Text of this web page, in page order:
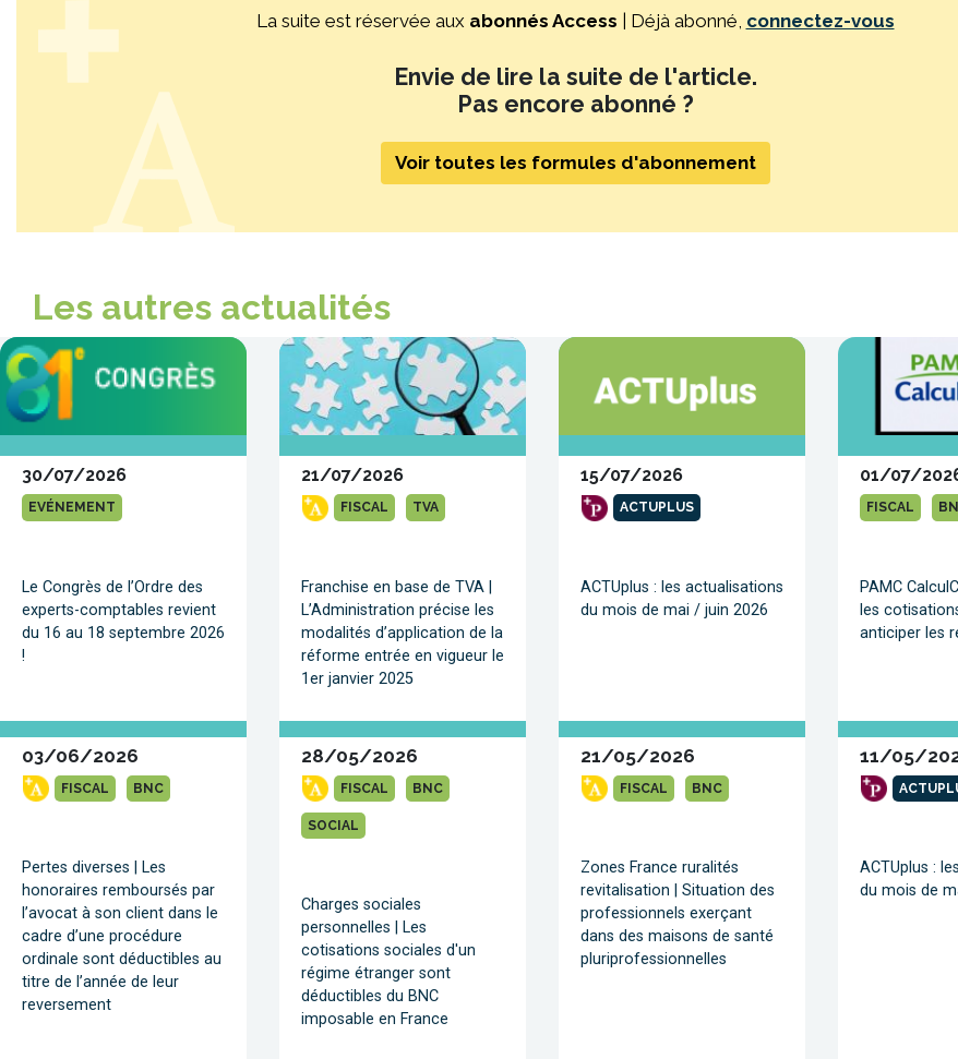
La suite est réservée aux abonnés Access | Déjà abonné, connectez-vous
Envie de lire la suite de l'article.
Pas encore abonné ?
Voir toutes les formules d'abonnement
Les autres actualités
30/07/2026
EVÉNEMENT
Le Congrès de l’Ordre des
experts-comptables revient
du 16 au 18 septembre 2026
!
21/07/2026
FISCAL TVA
Franchise en base de TVA |
L’Administration précise les
modalités d’application de la
réforme entrée en vigueur le
1er janvier 2025
15/07/2026
ACTUPLUS
ACTUplus : les actualisations
du mois de mai / juin 2026
01/07/
FISCAL
PAMC
les
anticiper les
03/06/2026
FISCAL BNC
Pertes diverses | Les
honoraires remboursés par
l’avocat à son client dans le
cadre d’une procédure
ordinale sont déductibles au
titre de l’année de leur
reversement
28/05/2026
FISCAL BNC
SOCIAL
Charges sociales
personnelles | Les
cotisations sociales d'un
régime étranger sont
déductibles du BNC
imposable en France
21/05/2026
FISCAL BNC
Zones France ruralités
revitalisation | Situation des
professionnels exerçant
dans des maisons de santé
pluriprofessionnelles
11/05/
ACTUplus :
du mois de